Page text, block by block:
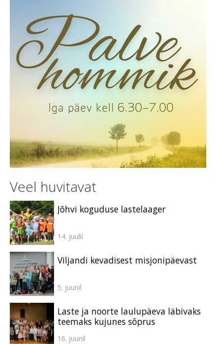
Veel huvitavat
Jõhvi koguduse lastelaager
14. juulil
Viljandi kevadisest misjonipäevast
5. juunil
Laste ja noorte laulupäeva läbivaks
teemaks kujunes sõprus
16. juunil